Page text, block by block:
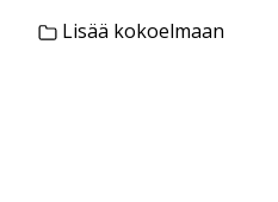
Lisää kokoelmaan